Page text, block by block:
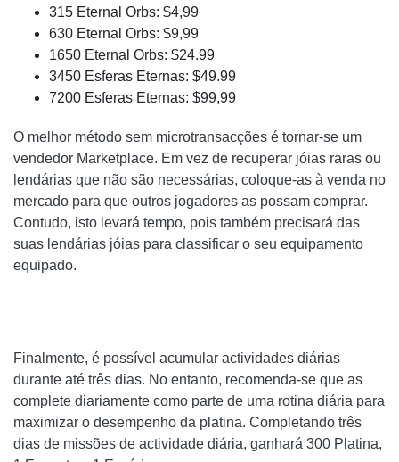
315 Eternal Orbs: $4,99
630 Eternal Orbs: $9,99
1650 Eternal Orbs: $24.99
3450 Esferas Eternas: $49.99
7200 Esferas Eternas: $99,99
O melhor método sem microtransacções é tornar-se um
vendedor Marketplace. Em vez de recuperar jóias raras ou
lendárias que não são necessárias, coloque-as à venda no
mercado para que outros jogadores as possam comprar.
Contudo, isto levará tempo, pois também precisará das
suas lendárias jóias para classificar o seu equipamento
equipado.
Finalmente, é possível acumular actividades diárias
durante até três dias. No entanto, recomenda-se que as
complete diariamente como parte de uma rotina diária para
maximizar o desempenho da platina. Completando três
dias de missões de actividade diária, ganhará 300 Platina,